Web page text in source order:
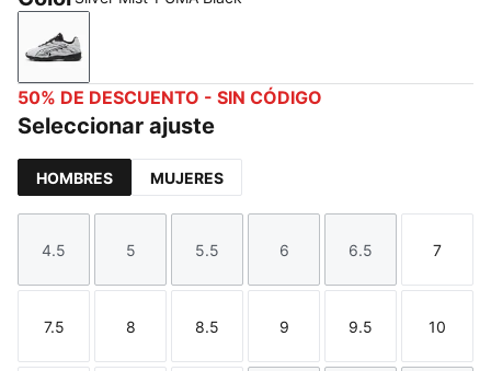
Silver Mist-PUMA Black
50% DE DESCUENTO - SIN CÓDIGO
Seleccionar ajuste
HOMBRES MUJERES
Talla
4.5
Talla
5
Talla
5.5
Talla
6
Talla
6.5
Talla
7
Talla
7.5
Talla
8
Talla
8.5
Talla
9
Talla
9.5
Talla
10